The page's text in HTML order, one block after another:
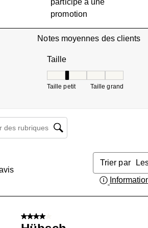
participé à une
promotion
Notes moyennes des clients
Taille
Taille petit Taille grand
de sujet et d'avis
Trier par
4 sur 5 étoiles.